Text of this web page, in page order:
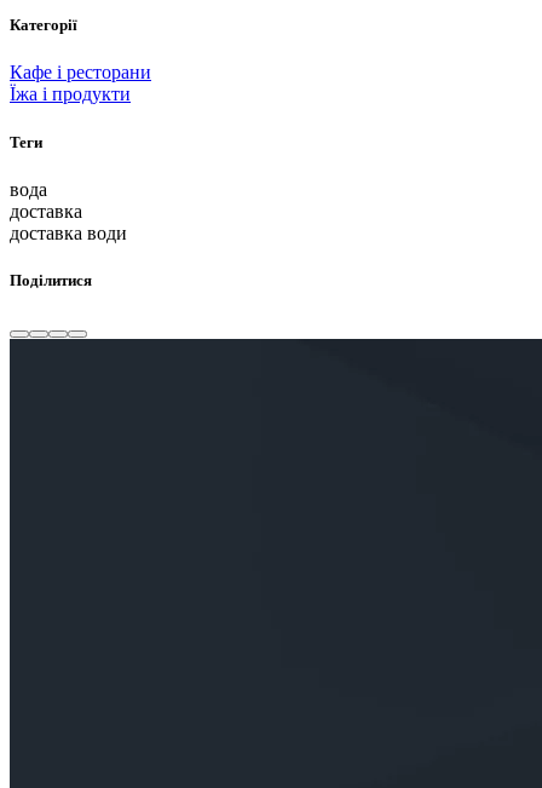
Категорії
Кафе і ресторани
Їжа і продукти
Теги
вода
доставка
доставка води
Поділитися